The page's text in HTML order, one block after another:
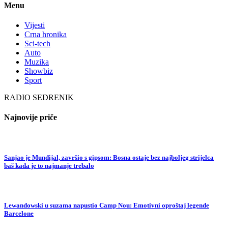
Menu
Vijesti
Crna hronika
Sci-tech
Auto
Muzika
Showbiz
Sport
RADIO SEDRENIK
Najnovije priče
Sanjao je Mundijal, završio s gipsom: Bosna ostaje bez najboljeg strijelca
baš kada je to najmanje trebalo
Lewandowski u suzama napustio Camp Nou: Emotivni oproštaj legende
Barcelone